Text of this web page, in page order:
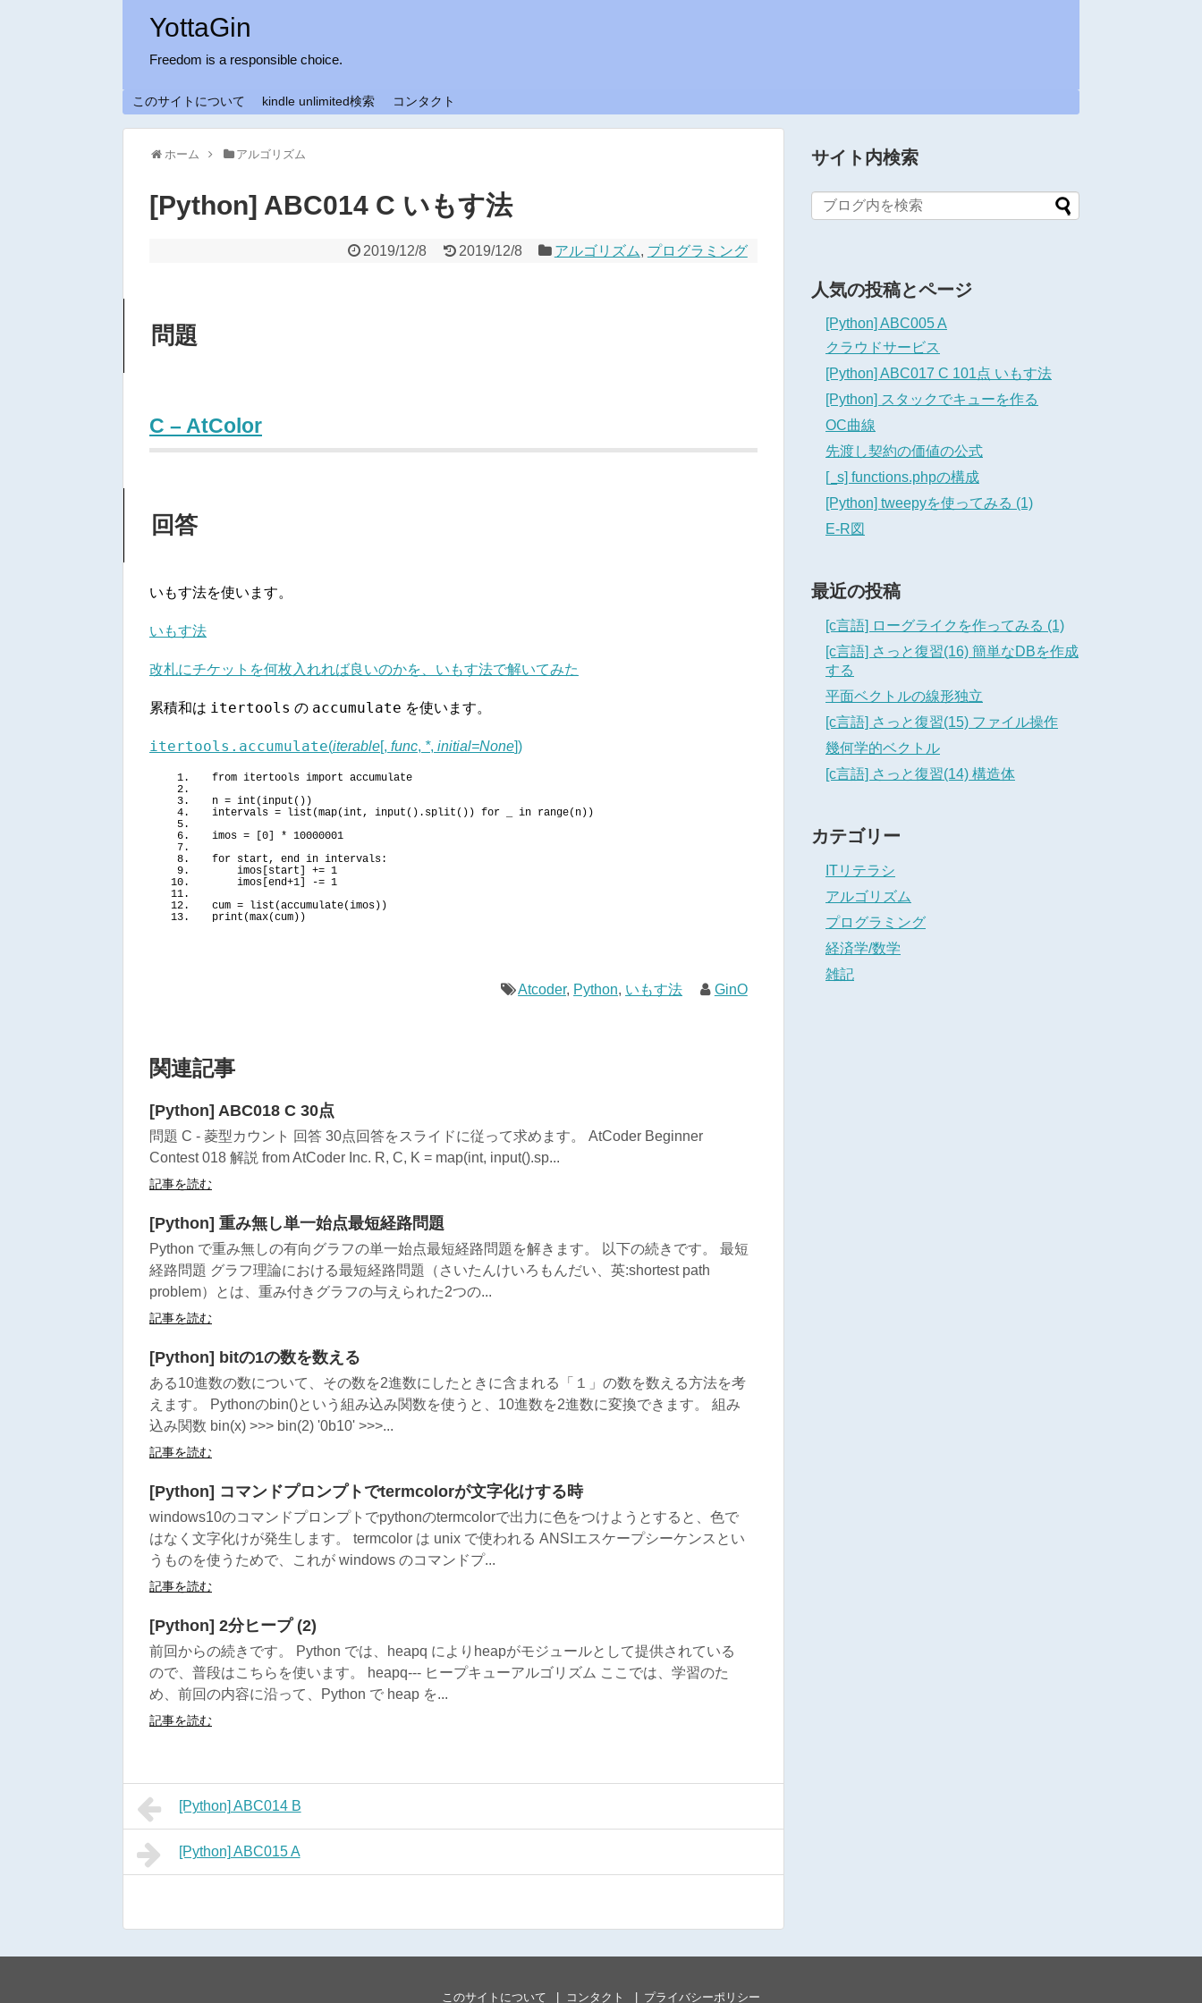
YottaGin
Freedom is a responsible choice.
このサイトについて kindle unlimited検索 コンタクト
ホーム アルゴリズム
[Python] ABC014 C いもす法
2019/12/8 2019/12/8 アルゴリズム, プログラミング
問題
C – AtColor
回答
いもす法を使います。
いもす法
改札にチケットを何枚入れれば良いのかを、いもす法で解いてみた
累積和は itertools の accumulate を使います。
itertools.accumulate(iterable[, func, *, initial=None])
from itertools import accumulate
n = int (input ())
intervals =
list (map(int, input () . split ()) for in range( n ))
imos =
0 * 10000001
for start, end in intervals:
    imos
start += 1
    imos
end+1 -= 1
cum =
list (accumulate(imos ))
print (max(cum ))
Atcoder, Python, いもす法 GinO
関連記事
[Python] ABC018 C 30点
問題 C - 菱型カウント 回答 30点回答をスライドに従って求めます。 AtCoder Beginner
Contest 018 解説 from AtCoder Inc. R, C, K = map(int, input().sp...
記事を読む
[Python] 重み無し単一始点最短経路問題
Python で重み無しの有向グラフの単一始点最短経路問題を解きます。 以下の続きです。 最短
経路問題 グラフ理論における最短経路問題（さいたんけいろもんだい、英:shortest path
problem）とは、重み付きグラフの与えられた2つの...
記事を読む
[Python] bitの1の数を数える
ある10進数の数について、その数を2進数にしたときに含まれる「１」の数を数える方法を考
えます。 Pythonのbin()という組み込み関数を使うと、10進数を2進数に変換できます。 組み
込み関数 bin(x) >>> bin(2) '0b10' >>>...
記事を読む
[Python] コマンドプロンプトでtermcolorが文字化けする時
windows10のコマンドプロンプトでpythonのtermcolorで出力に色をつけようとすると、色で
はなく文字化けが発生します。 termcolor は unix で使われる ANSIエスケープシーケンスとい
うものを使うためで、これが windows のコマンドプ...
記事を読む
[Python] 2分ヒープ (2)
前回からの続きです。 Python では、heapq によりheapがモジュールとして提供されている
ので、普段はこちらを使います。 heapq--- ヒープキューアルゴリズム ここでは、学習のた
め、前回の内容に沿って、Python で heap を...
記事を読む
[Python] ABC014 B
[Python] ABC015 A
サイト内検索
人気の投稿とページ
[Python] ABC005 A
クラウドサービス
[Python] ABC017 C 101点 いもす法
[Python] スタックでキューを作る
OC曲線
先渡し契約の価値の公式
[_s] functions.phpの構成
[Python] tweepyを使ってみる (1)
E-R図
最近の投稿
[c言語] ローグライクを作ってみる (1)
[c言語] さっと復習(16) 簡単なDBを作成
する
平面ベクトルの線形独立
[c言語] さっと復習(15) ファイル操作
幾何学的ベクトル
[c言語] さっと復習(14) 構造体
カテゴリー
ITリテラシ
アルゴリズム
プログラミング
経済学/数学
雑記
このサイトについて コンタクト プライバシーポリシー